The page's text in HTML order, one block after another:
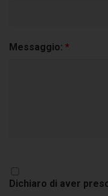
Messaggio: *
Dichiaro di aver